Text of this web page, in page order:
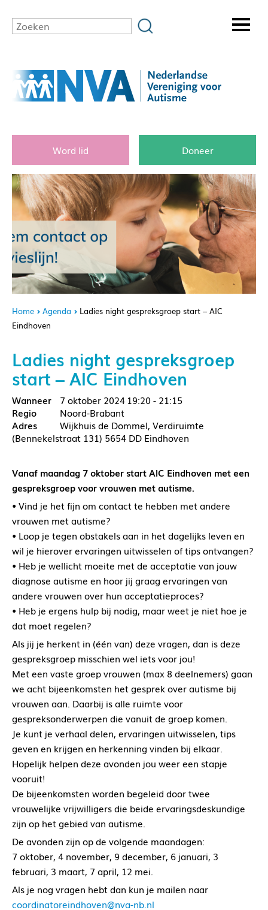
Word lid Doneer
Home Agenda
Ladies night gespreksgroep start – AIC
Eindhoven
Ladies night gespreksgroep
start – AIC Eindhoven
7 oktober 2024 19:20 - 21:15
Noord-Brabant
Wijkhuis de Dommel, Verdiruimte
(Bennekelstraat 131) 5654 DD Eindhoven
Vanaf maandag 7 oktober start AIC Eindhoven met een
gespreksgroep voor vrouwen met autisme.
• Vind je het fijn om contact te hebben met andere
vrouwen met autisme?
• Loop je tegen obstakels aan in het dagelijks leven en
wil je hierover ervaringen uitwisselen of tips ontvangen?
• Heb je wellicht moeite met de acceptatie van jouw
diagnose autisme en hoor jij graag ervaringen van
andere vrouwen over hun acceptatieproces?
• Heb je ergens hulp bij nodig, maar weet je niet hoe je
dat moet regelen?
Als jij je herkent in (één van) deze vragen, dan is deze
gespreksgroep misschien wel iets voor jou!
Met een vaste groep vrouwen (max 8 deelnemers) gaan
we acht bijeenkomsten het gesprek over autisme bij
vrouwen aan. Daarbij is alle ruimte voor
gespreksonderwerpen die vanuit de groep komen.
Je kunt je verhaal delen, ervaringen uitwisselen, tips
geven en krijgen en herkenning vinden bij elkaar.
Hopelijk helpen deze avonden jou weer een stapje
vooruit!
De bijeenkomsten worden begeleid door twee
vrouwelijke vrijwilligers die beide ervaringsdeskundige
zijn op het gebied van autisme.
De avonden zijn op de volgende maandagen:
7 oktober, 4 november, 9 december, 6 januari, 3
februari, 3 maart, 7 april, 12 mei.
Als je nog vragen hebt dan kun je mailen naar
coordinatoreindhoven@nva-nb.nl